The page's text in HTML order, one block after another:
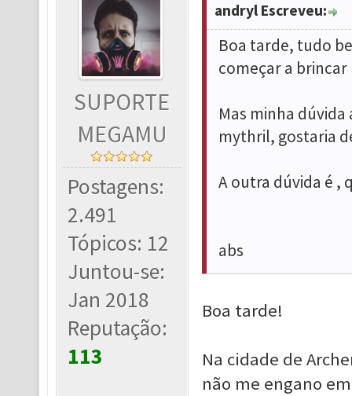
SUPORTE
MEGAMU
Postagens:
2.491
Tópicos: 12
Juntou-se:
Jan 2018
Reputação:
113
andryl Escreveu:
Boa tarde, tudo
começar a brincar
Mas minha
mythril, gostaria
A outra dúvida é ,
abs
Boa tarde!
Na cidade de
não me engano